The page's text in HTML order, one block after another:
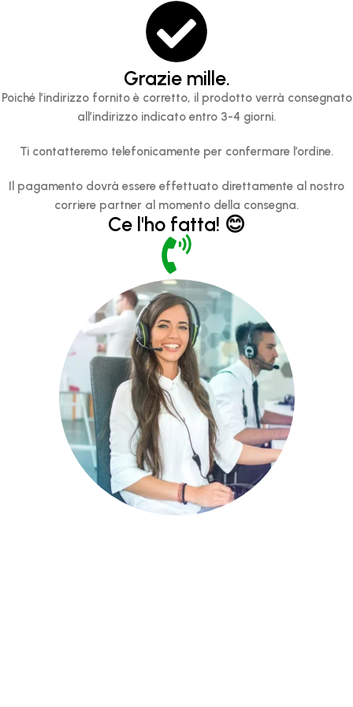
Grazie mille.
Poiché l’indirizzo fornito è corretto, il prodotto verrà consegnato
all’indirizzo indicato entro 3-4 giorni.
Ti contatteremo telefonicamente per confermare l’ordine.
Il pagamento dovrà essere effettuato direttamente al nostro
corriere partner al momento della consegna.
Ce l'ho fatta! 😊